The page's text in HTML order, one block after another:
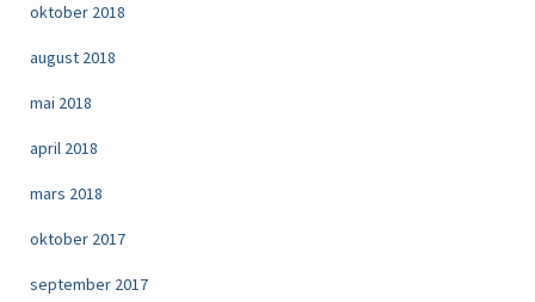
oktober 2018
august 2018
mai 2018
april 2018
mars 2018
oktober 2017
september 2017